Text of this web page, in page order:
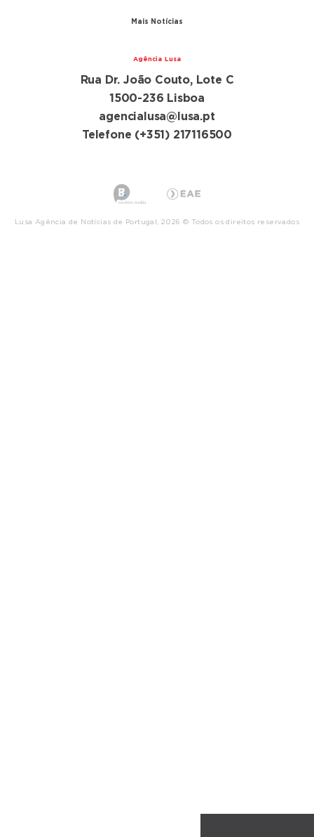
Mais Notícias
Agência Lusa
Rua Dr. João Couto, Lote C
1500-236 Lisboa
agencialusa@lusa.pt
Telefone (+351) 217116500
Lusa Agência de Notícias de Portugal, 2026 © Todos os direitos reservados